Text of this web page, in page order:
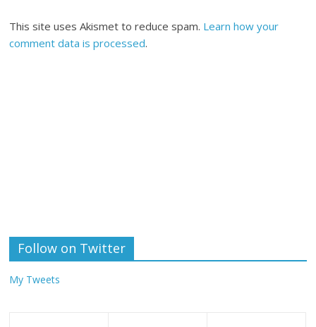
This site uses Akismet to reduce spam. Learn how your
comment data is processed.
Follow on Twitter
My Tweets